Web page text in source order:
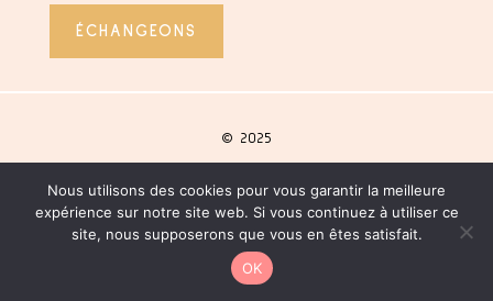
ÉCHANGEONS
© 2025
Site crééby Agence Bohemia
Mentions légales
Nous utilisons des cookies pour vous garantir la meilleure
expérience sur notre site web. Si vous continuez à utiliser ce
site, nous supposerons que vous en êtes satisfait.
OK